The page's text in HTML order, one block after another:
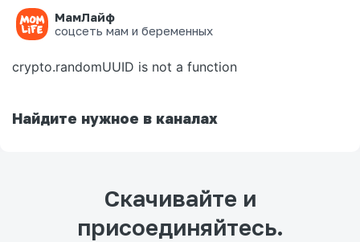
МамЛайф
соцсеть мам и беременных
Ошибка на странице
crypto.randomUUID is not a function
Найдите нужное в каналах
Скачивайте и
присоединяйтесь.